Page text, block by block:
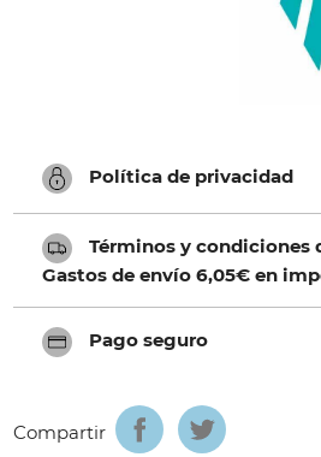
Política de privacidad
Términos y condiciones
Gastos de envío 6,05€ en
Pago seguro
Compartir